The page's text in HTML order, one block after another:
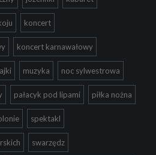
koncert
koncert karnawałowy
muzyka noc sylwestrowa
pałacyk pod lipami piłka nożna
spektakl
swarzędz